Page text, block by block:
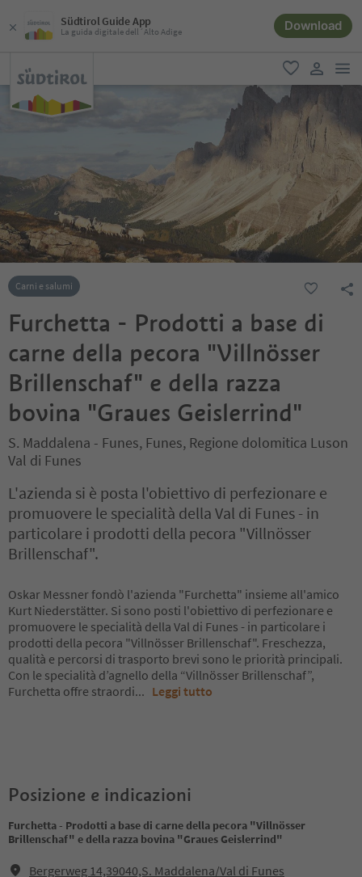
Südtirol Guide App
La guida digitale dell´Alto Adige Download
favoriti
user link
Carni e salumi
Furchetta - Prodotti a base di
carne della pecora "Villnösser
Brillenschaf" e della razza
bovina "Graues Geislerrind"
S. Maddalena - Funes, Funes, Regione dolomitica Luson
Val di Funes
L'azienda si è posta l'obiettivo di perfezionare e
promuovere le specialità della Val di Funes - in
particolare i prodotti della pecora "Villnösser
Brillenschaf".
Oskar Messner fondò l'azienda "Furchetta" insieme all'amico
Kurt Niederstätter. Si sono posti l'obiettivo di perfezionare e
promuovere le specialità della Val di Funes - in particolare i
prodotti della pecora "Villnösser Brillenschaf". Freschezza,
qualità e percorsi di trasporto brevi sono le priorità principali.
Con le specialità d’agnello della “Villnösser Brillenschaf”,
Furchetta offre straordi... Leggi tutto
Posizione e indicazioni
Furchetta - Prodotti a base di carne della pecora "Villnösser
Brillenschaf" e della razza bovina "Graues Geislerrind"
Bergerweg 14,39040,S. Maddalena/Val di Funes